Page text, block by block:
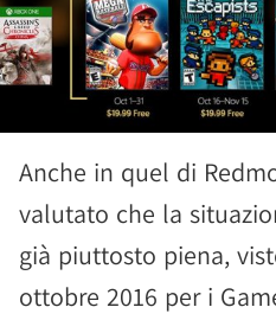
Anche in quel di
valutato che la
già piuttosto piena,
ottobre 2016 per i